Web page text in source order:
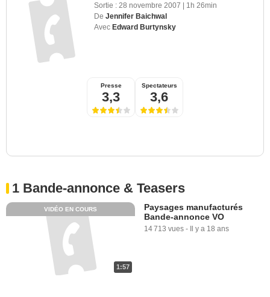
Sortie : 28 novembre 2007 | 1h 26min
De Jennifer Baichwal
Avec Edward Burtynsky
Presse
3,3
Spectateurs
3,6
1 Bande-annonce & Teasers
1:57
VIDÉO EN COURS
Paysages manufacturés
Bande-annonce VO
14 713 vues - Il y a 18 ans